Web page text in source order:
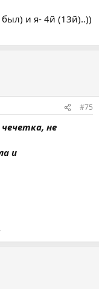
и я- 4й (13й)..))
#75
не
и